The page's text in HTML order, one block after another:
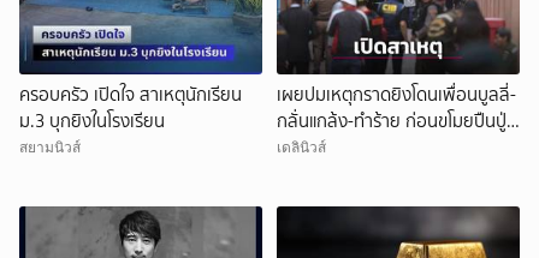
ครอบครัว เปิดใจ สาเหตุนักเรียน
ม.3 บุกยิงในโรงเรียน
สยามนิวส์
เผยปมเหตุกราดยิงโดนเพื่อนบูลลี่-
กลั่นแกล้ง-ทำร้าย ก่อนขโมยปืนปู่
ก่อเหตุ
เดลินิวส์